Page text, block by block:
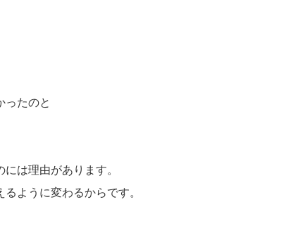
ったのと
は理由があります。
ように変わるからです。